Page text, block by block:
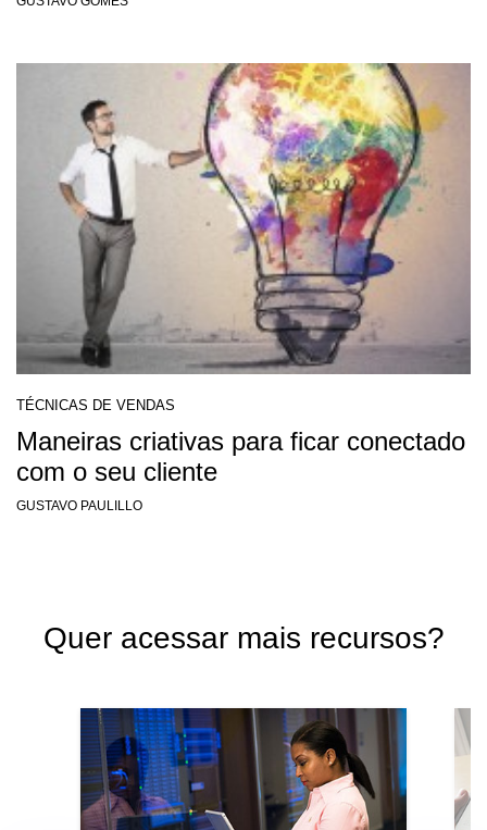
TÉCNICAS DE VENDAS
Maneiras criativas para ficar conectado
com o seu cliente
GUSTAVO PAULILLO
Quer acessar mais recursos?